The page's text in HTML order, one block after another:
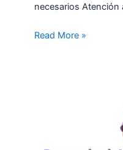
necesarios Atención
Read More »